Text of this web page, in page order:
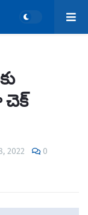
చెక్
2022 0